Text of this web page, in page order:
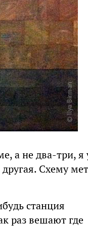
а не два-три, я
Схему
станция
раз вешают где